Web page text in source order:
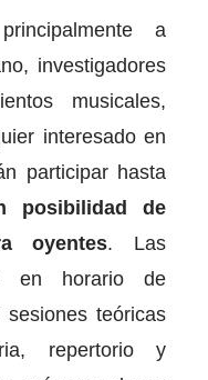
a
investigadores
musicales,
interesado en
participar hasta
posibilidad de
oyentes. Las
en horario de
teóricas
repertorio y